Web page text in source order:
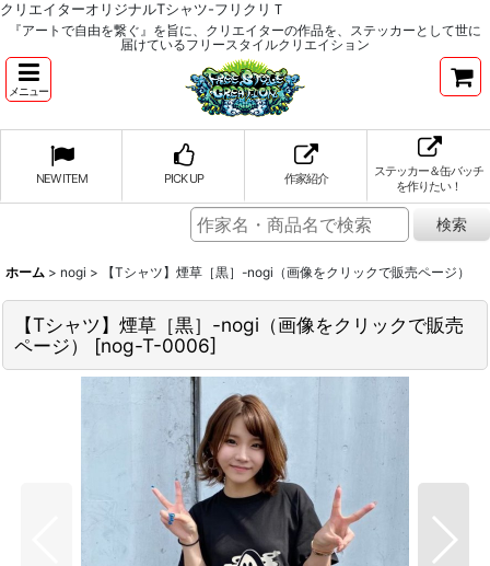
クリエイターオリジナルTシャツ-フリクリＴ
『アートで自由を繋ぐ』を旨に、クリエイターの作品を、ステッカーとして世に
届けているフリースタイルクリエイション
メニュー
NEW ITEM PICK UP 作家紹介
ステッカー＆缶バッチ
を作りたい！
ホーム > nogi > 【Tシャツ】煙草［黒］-nogi（画像をクリックで販売ページ）
【Tシャツ】煙草［黒］-nogi（画像をクリックで販売
ページ）
[nog-T-0006]